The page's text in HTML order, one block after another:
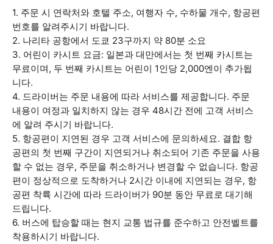
1. 주문 시 연락처와 호텔 주소, 여행자 수, 수하물 개수, 항공편
번호를 알려주시기 바랍니다.
2. 나리타 공항에서 도쿄 23구까지 약 80분 소요
3. 어린이 카시트 요금: 일본과 대만에서는 첫 번째 카시트는
무료이며, 두 번째 카시트는 어린이 1인당 2,000엔이 추가됩
니다.
4. 드라이버는 주문 내용에 따라 서비스를 제공합니다. 주문
내용이 여정과 일치하지 않는 경우 48시간 전에 고객 서비스
에 알려 주시기 바랍니다.
5. 항공편이 지연된 경우 고객 서비스에 문의하세요. 결합 항
공편의 첫 번째 구간이 지연되거나 취소되어 기존 주문을 사용
할 수 없는 경우, 주문을 취소하거나 변경할 수 없습니다. 항공
편이 정상적으로 도착하거나 2시간 이내에 지연되는 경우, 항
공편 착륙 시간에 따라 드라이버가 90분 동안 무료로 대기해
드립니다.
6. 버스에 탑승할 때는 현지 교통 법규를 준수하고 안전벨트를
착용하시기 바랍니다.